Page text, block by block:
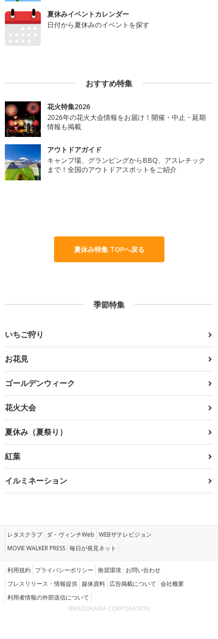
夏休みイベントカレンダー
日付から夏休みのイベントを探す
おすすめ特集
花火特集2026
2026年の花火大会情報をお届け！開催・中止・延期
情報も掲載
アウトドアガイド
キャンプ場、グランピングからBBQ、アスレチック
まで！全国のアウトドアスポットをご紹介
夏休み特集 TOPへ戻る
季節特集
いちご狩り
お花見
ゴールデンウィーク
花火大会
夏休み（夏祭り）
紅葉
イルミネーション
レタスクラブ ダ・ヴィンチWeb WEBザテレビジョン
MOVIE WALKER PRESS 毎日が発見ネット
利用規約 プライバシーポリシー 推奨環境 お問い合わせ
プレスリリース・情報提供 媒体資料 広告掲載について 会社概要
利用者情報の外部送信について
©KADOKAWA CORPORATION